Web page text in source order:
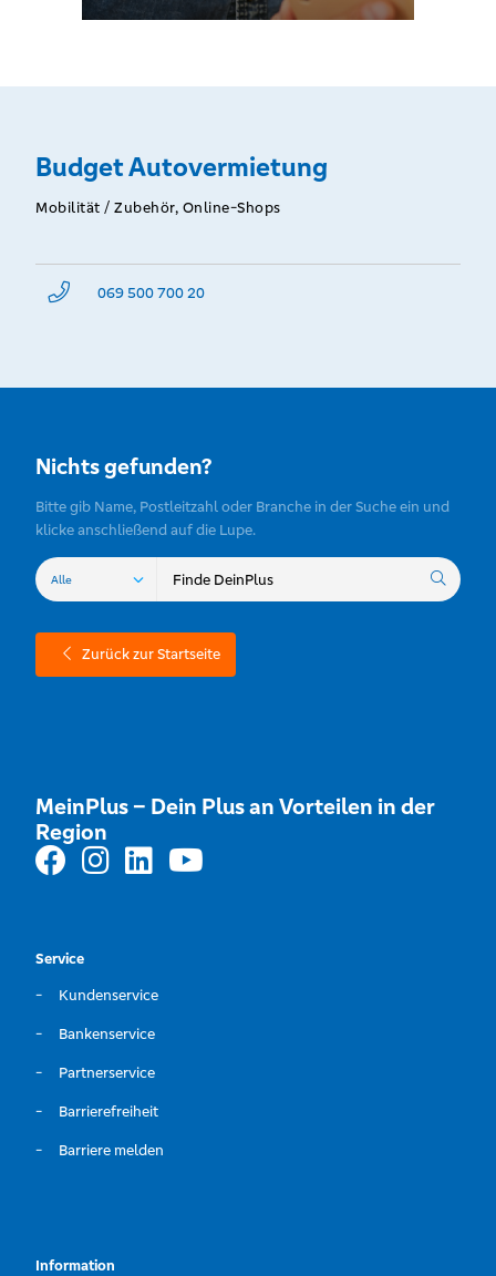
Budget Autovermietung
Mobilität / Zubehör, Online-Shops
069 500 700 20
Nichts gefunden?
Bitte gib Name, Postleitzahl oder Branche in der Suche ein und
klicke anschließend auf die Lupe.
Zurück zur Startseite
MeinPlus – Dein Plus an Vorteilen in der
Region
Service
Kundenservice
Bankenservice
Partnerservice
Barrierefreiheit
Barriere melden
Information